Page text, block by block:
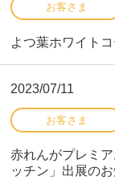
よつ葉ホワイト
2023/07/11
赤れんがプレミ
ッチン」出展の